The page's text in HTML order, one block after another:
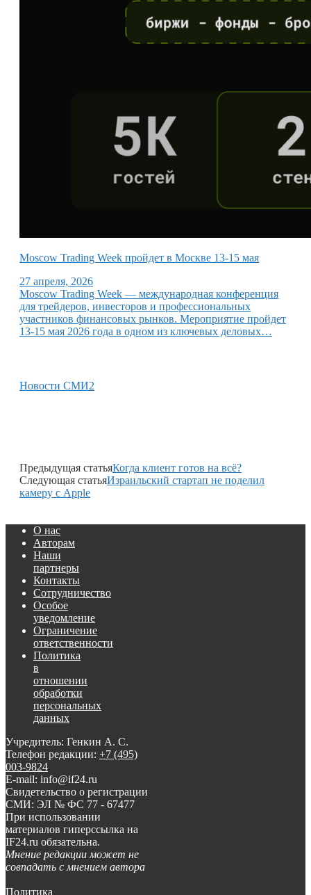
Moscow Trading Week пройдет в Москве 13-15 мая
27 апреля, 2026
Moscow Trading Week — международная конференция
для трейдеров, инвесторов и профессиональных
участников финансовых рынков. Мероприятие пройдет
13-15 мая 2026 года в одном из ключевых деловых…
Новости СМИ2
Предыдущая статьяКогда клиент готов на всё?
Следующая статьяИзраильский стартап не поделил
камеру с Apple
О нас
Авторам
Наши
партнеры
Контакты
Сотрудничество
Особое
уведомление
Ограничение
ответственности
Политика
в
отношении
обработки
персональных
данных
Учредитель: Генкин А. С.
Телефон редакции: +7 (495)
003-9824
E-mail: info@if24.ru
Свидетельство о регистрации
СМИ: ЭЛ № ФС 77 - 67477
При использовании
материалов гиперссылка на
IF24.ru обязательна.
Мнение редакции может не
совпадать с мнением автора
Политика